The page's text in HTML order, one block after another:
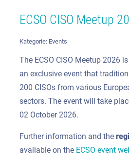
ECSO CISO Meetup
Kategorie: Events
The ECSO CISO Meetup 2026
an exclusive event that
200 CISOs from various
sectors. The event will take
02 October 2026.
Further information and the
available on the ECSO event